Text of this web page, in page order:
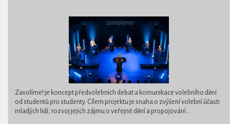
Zavolíme! je koncept předvolebních debat a ​​komunikace volebního dění
od studentů pro studenty. Cílem projektu je snaha o zvýšení volební účasti
mladých lidí, rozvoj jejich zájmu o veřejné dění a propojování...